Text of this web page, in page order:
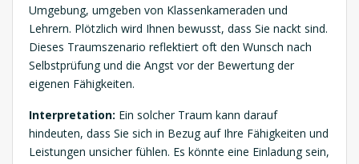
Umgebung, umgeben von Klassenkameraden und
Lehrern. Plötzlich wird Ihnen bewusst, dass Sie nackt sind.
Dieses Traumszenario reflektiert oft den Wunsch nach
Selbstprüfung und die Angst vor der Bewertung der
eigenen Fähigkeiten.
Interpretation: Ein solcher Traum kann darauf
hindeuten, dass Sie sich in Bezug auf Ihre Fähigkeiten und
Leistungen unsicher fühlen. Es könnte eine Einladung sein,